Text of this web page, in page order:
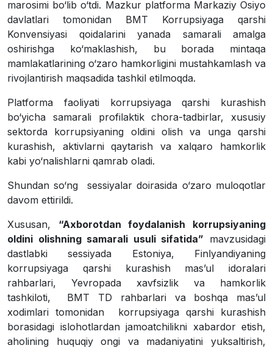
marosimi bo‘lib o‘tdi. Mazkur platforma Markaziy Osiyo
davlatlari tomonidan BMT Korrupsiyaga qarshi
Konvensiyasi qoidalarini yanada samarali amalga
oshirishga ko‘maklashish, bu borada mintaqa
mamlakatlarining o‘zaro hamkorligini mustahkamlash va
rivojlantirish maqsadida tashkil etilmoqda.
Platforma faoliyati korrupsiyaga qarshi kurashish
bo‘yicha samarali profilaktik chora-tadbirlar, xususiy
sektorda korrupsiyaning oldini olish va unga qarshi
kurashish, aktivlarni qaytarish va xalqaro hamkorlik
kabi yo‘nalishlarni qamrab oladi.
Shundan so‘ng sessiyalar doirasida o‘zaro muloqotlar
davom ettirildi.
Xususan, “Axborotdan foydalanish korrupsiyaning
oldini olishning samarali usuli sifatida” mavzusidagi
dastlabki sessiyada Estoniya, Finlyandiyaning
korrupsiyaga qarshi kurashish mas’ul idoralari
rahbarlari, Yevropada xavfsizlik va hamkorlik
tashkiloti, BMT TD rahbarlari va boshqa mas’ul
xodimlari tomonidan korrupsiyaga qarshi kurashish
borasidagi islohotlardan jamoatchilikni xabardor etish,
aholining huquqiy ongi va madaniyatini yuksaltirish,